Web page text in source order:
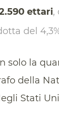
ettari,
del
solo la
della
Stati